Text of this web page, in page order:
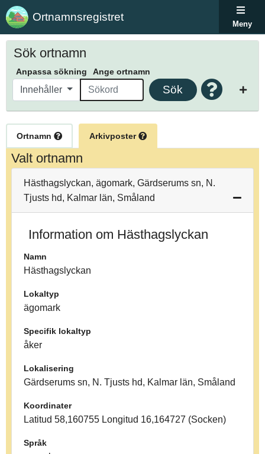
Ortnamnsregistret
Meny
Sök ortnamn
Anpassa sökning Ange ortnamn
Innehåller Sök
Ortnamn Arkivposter
Valt ortnamn
Hästhagslyckan, ägomark, Gärdserums sn, N.
Tjusts hd, Kalmar län, Småland
Information om Hästhagslyckan
Namn
Hästhagslyckan
Lokaltyp
ägomark
Specifik lokaltyp
åker
Lokalisering
Gärdserums sn, N. Tjusts hd, Kalmar län, Småland
Koordinater
Latitud 58,160755 Longitud 16,164727 (Socken)
Språk